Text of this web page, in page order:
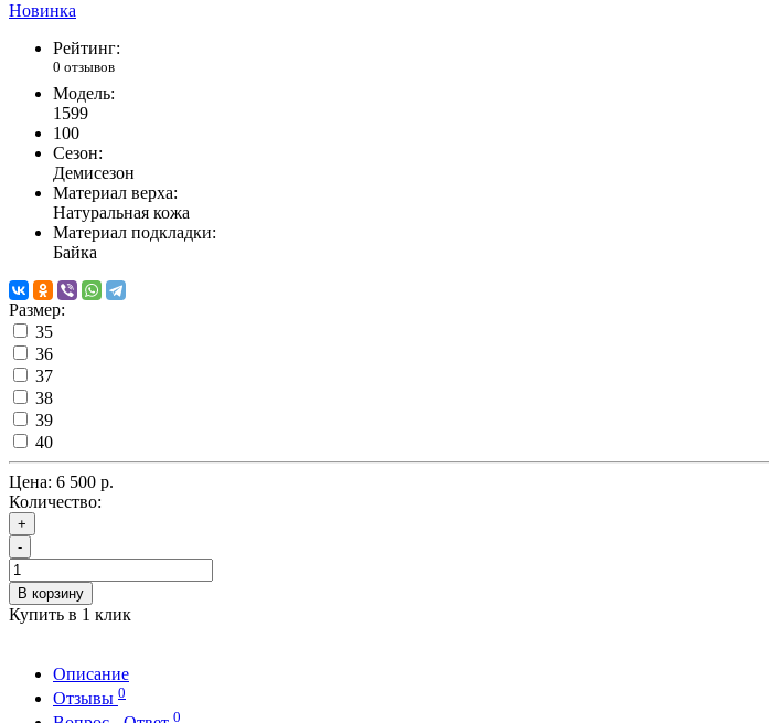
Новинка
Рейтинг:
0 отзывов
Модель:
1599
100
Сезон:
Демисезон
Материал верха:
Натуральная кожа
Материал подкладки:
Байка
Размер:
35
36
37
38
39
40
Цена: 6 500 р.
Количество:
+
-
В корзину
Купить в 1 клик
Описание
Отзывы 0
0